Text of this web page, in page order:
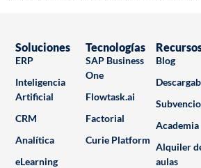
Soluciones
ERP
Inteligencia
Artificial
CRM
Analítica
eLearning
Tecnologías
SAP Business
One
Flowtask.ai
Factorial
Curie Platform
Blog
Academia
Alquiler
aulas